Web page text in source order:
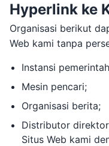
Hyperlink ke
Organisasi berikut
Web kami tanpa
Instansi
Mesin pencari;
Organisasi berita;
Distributor
Situs Web kami